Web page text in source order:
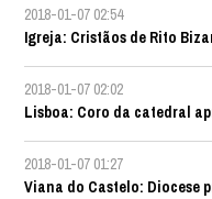
2018-01-07 02:54
Igreja: Cristãos de Rito
2018-01-07 02:02
Lisboa: Coro da catedral
2018-01-07 01:27
Viana do Castelo: Diocese